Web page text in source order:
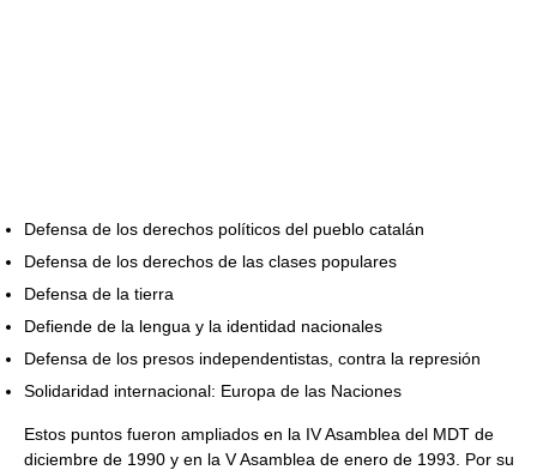
Defensa de los derechos políticos del pueblo catalán
Defensa de los derechos de las clases populares
Defensa de la tierra
Defiende de la lengua y la identidad nacionales
Defensa de los presos independentistas, contra la represión
Solidaridad internacional: Europa de las Naciones
Estos puntos fueron ampliados en la IV Asamblea del MDT de
diciembre de 1990 y en la V Asamblea de enero de 1993. Por su